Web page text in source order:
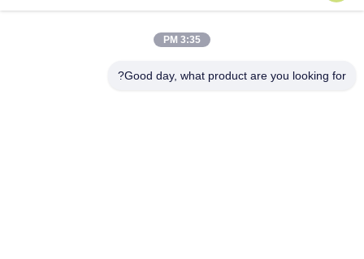
العنوان
3:35 PM
Good day, what product are you looking for?